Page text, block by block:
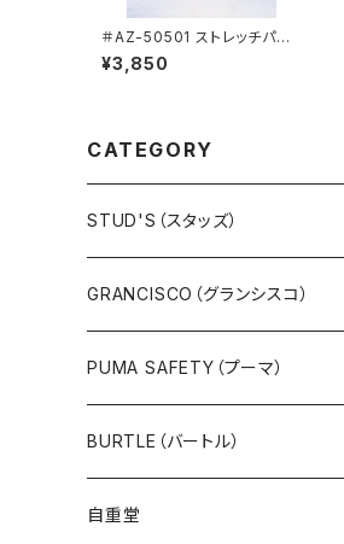
＃AZ-50501 ストレッチパン
ツ(男女兼用) 【AITOZ/アイト
ス】
¥3,850
CATEGORY
STUD'S（スタッズ）
GRANCISCO（グランシスコ）
PUMA SAFETY（プーマ）
BURTLE（バートル）
自重堂